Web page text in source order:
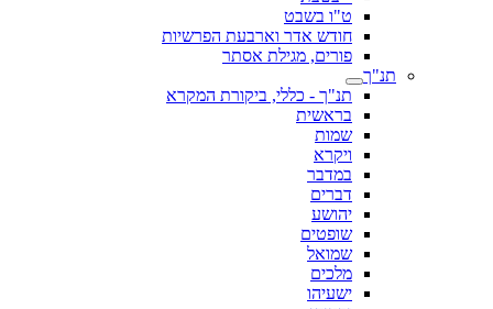
ט"ו בשבט
חודש אדר וארבעת הפרשיות
פורים, מגילת אסתר
תנ"ך
תנ"ך - כללי, ביקורת המקרא
בראשית
שמות
ויקרא
במדבר
דברים
יהושע
שופטים
שמואל
מלכים
ישעיהו